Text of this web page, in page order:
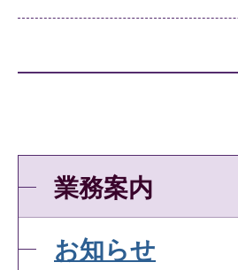
業務案内
お知らせ